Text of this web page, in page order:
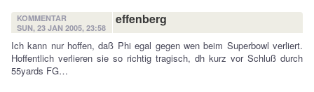
KOMMENTAR
SUN, 23 JAN 2005, 23:58
effenberg
Ich kann nur hoffen, daß Phi egal gegen wen beim Superbowl verliert.
Hoffentlich verlieren sie so richtig tragisch, dh kurz vor Schluß durch
55yards FG…